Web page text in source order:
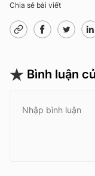
Chia sẻ bài viết
Bình luận